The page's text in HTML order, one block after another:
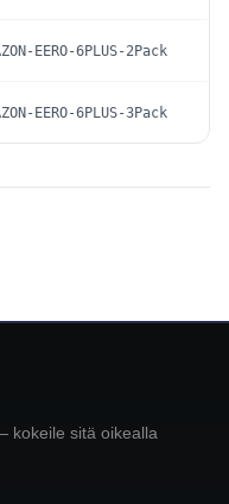
EERO-6PLUS-2Pack
EERO-6PLUS-3Pack
kokeile sitä oikealla